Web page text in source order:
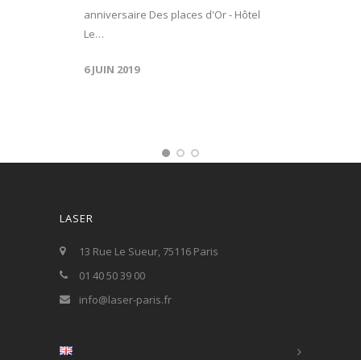
anniversaire Des places d'Or - Hôtel
Le…
6 JUIN 2019
LASER
13 Rue Le Sueur, 75116 Paris
01 40 50 39 00
info@laser-paris.fr